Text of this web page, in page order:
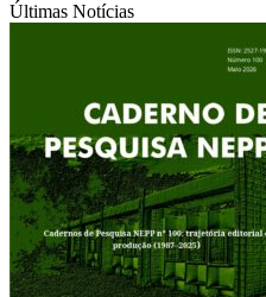
Últimas Notícias